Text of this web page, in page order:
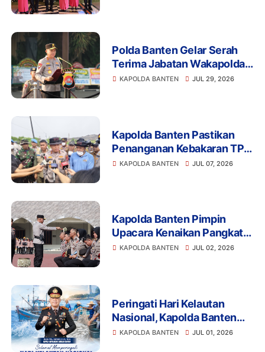
Polda Banten Gelar Serah
Terima Jabatan Wakapolda,
PJU, serta Kapolres Cilegon
KAPOLDA BANTEN JUL 29, 2026
Kapolda Banten Pastikan
Penanganan Kebakaran TPA
Jatiwaringin Berjalan
KAPOLDA BANTEN JUL 07, 2026
Kapolda Banten Pimpin
Upacara Kenaikan Pangkat
Personel Periode 1 Juli 2026
KAPOLDA BANTEN JUL 02, 2026
Peringati Hari Kelautan
Nasional, Kapolda Banten
Sampaikan Apresiasi kepada
KAPOLDA BANTEN JUL 01, 2026